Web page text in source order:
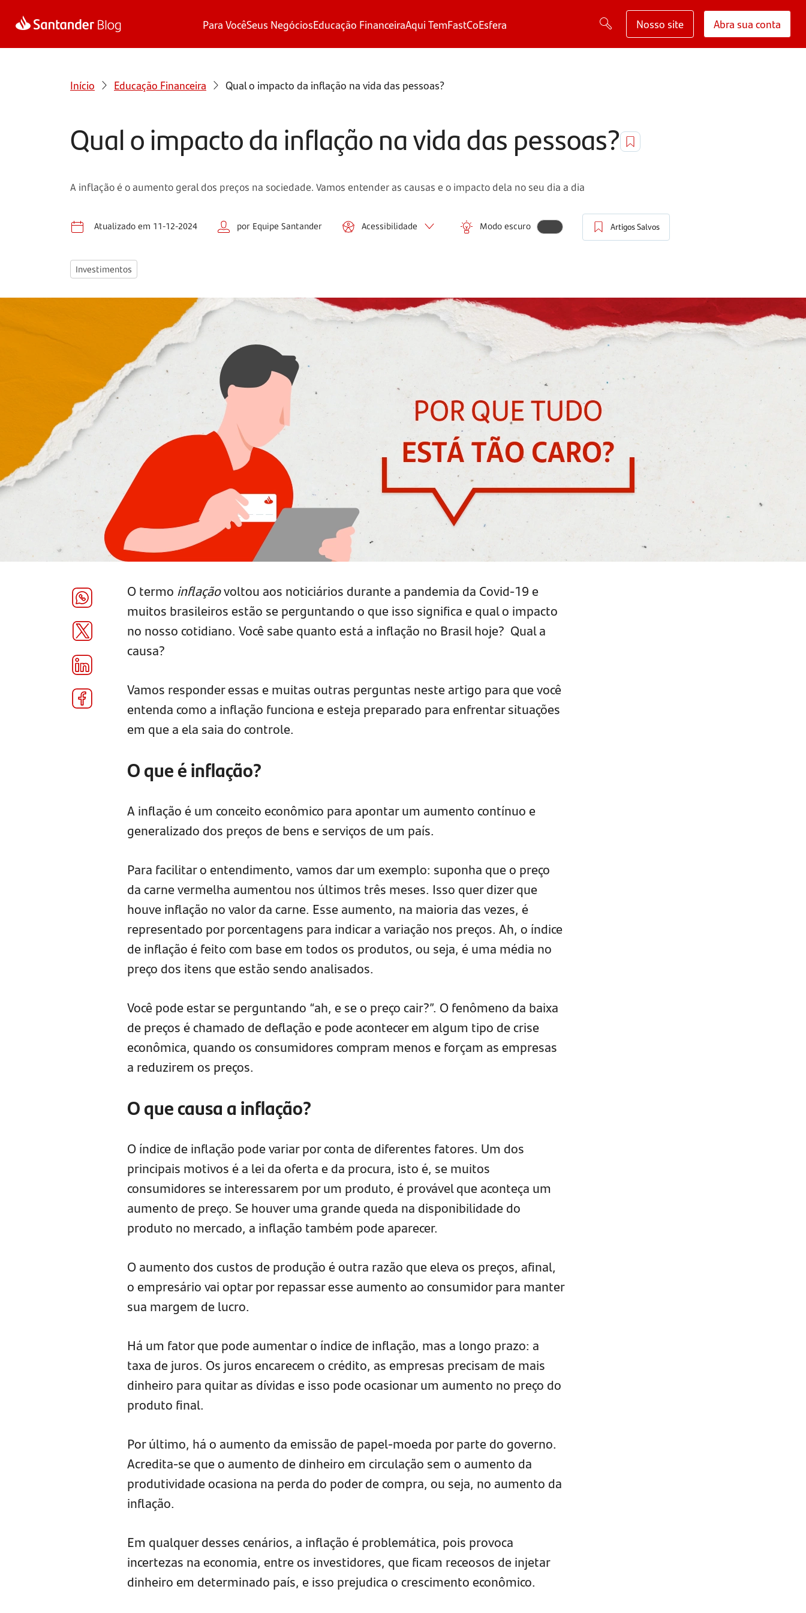
Para VocêSeus NegóciosEducação FinanceiraAqui TemFastCoEsfera Nosso site Abra sua conta
Início Educação Financeira Qual o impacto da inflação na vida das pessoas?
Qual o impacto da inflação na vida das pessoas?
A inflação é o aumento geral dos preços na sociedade. Vamos entender as causas e o impacto dela no seu dia a dia
Atualizado em 11-12-2024 por Equipe Santander Acessibilidade Modo escuro Artigos Salvos
Investimentos
O termo inflaçãovoltou aos noticiários durante a pandemia da Covid-19 e
muitos brasileiros estão se perguntando o que isso significa e qual o impacto
no nosso cotidiano. Você sabe quanto está a inflação no Brasil hoje? Qual a
causa?
Vamos responder essas e muitas outras perguntas neste artigo para que você
entenda como a inflação funciona e esteja preparado para enfrentar situações
em que a ela saia do controle.
O que é inflação?
A inflação é um conceito econômico para apontar um aumento contínuo e
generalizado dos preços de bens e serviços de um país.
Para facilitar o entendimento, vamos dar um exemplo: suponha que o preço
da carne vermelha aumentou nos últimos três meses. Isso quer dizer que
houve inflação no valor da carne. Esse aumento, na maioria das vezes, é
representado por porcentagens para indicar a variação nos preços. Ah, o índice
de inflação é feito com base em todos os produtos, ou seja, é uma média no
preço dos itens que estão sendo analisados.
Você pode estar se perguntando “ah, e se o preço cair?”. O fenômeno da baixa
de preços é chamado de deflação e pode acontecer em algum tipo de crise
econômica, quando os consumidores compram menos e forçam as empresas
a reduzirem os preços.
O que causa a inflação?
O índice de inflação pode variar por conta de diferentes fatores. Um dos
principais motivos é a lei da oferta e da procura, isto é, se muitos
consumidores se interessarem por um produto, é provável que aconteça um
aumento de preço. Se houver uma grande queda na disponibilidade do
produto no mercado, a inflação também pode aparecer.
O aumento dos custos de produção é outra razão que eleva os preços, afinal,
o empresário vai optar por repassar esse aumento ao consumidor para manter
sua margem de lucro.
Há um fator que pode aumentar o índice de inflação, mas a longo prazo: a
taxa de juros. Os juros encarecem o crédito, as empresas precisam de mais
dinheiro para quitar as dívidas e isso pode ocasionar um aumento no preço do
produto final.
Por último, há o aumento da emissão de papel-moeda por parte do governo.
Acredita-se que o aumento de dinheiro em circulação sem o aumento da
produtividade ocasiona na perda do poder de compra, ou seja, no aumento da
inflação.
Em qualquer desses cenários, a inflação é problemática, pois provoca
incertezas na economia, entre os investidores, que ficam receosos de injetar
dinheiro em determinado país, e isso prejudica o crescimento econômico.